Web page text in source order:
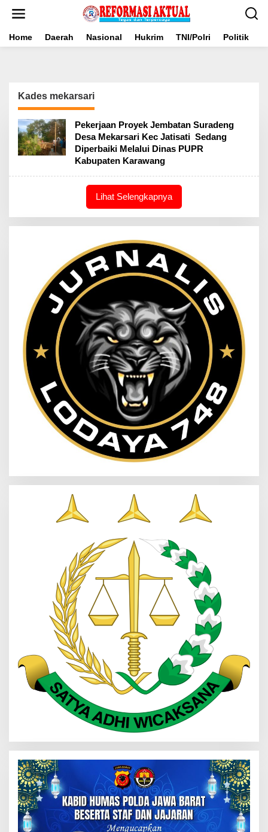
Home Daerah Nasional Hukrim TNI/Polri Politik
Kades mekarsari
Pekerjaan Proyek Jembatan Suradeng
Desa Mekarsari Kec Jatisati Sedang
Diperbaiki Melalui Dinas PUPR
Kabupaten Karawang
Lihat Selengkapnya